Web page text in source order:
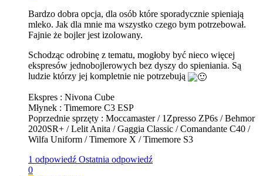
Bardzo dobra opcja, dla osób które sporadycznie spieniają
mleko. Jak dla mnie ma wszystko czego bym potrzebował.
Fajnie że bojler jest izolowany.
Schodząc odrobinę z tematu, mogłoby być nieco więcej
ekspresów jednobojlerowych bez dyszy do spieniania. Są
ludzie którzy jej kompletnie nie potrzebują
Ekspres : Nivona Cube
Młynek : Timemore C3 ESP
Poprzednie sprzęty : Moccamaster / 1Zpresso ZP6s / Behmor
2020SR+ / Lelit Anita / Gaggia Classic / Comandante C40 /
Wilfa Uniform / Timemore X / Timemore S3
1 odpowiedź Ostatnia odpowiedź
0